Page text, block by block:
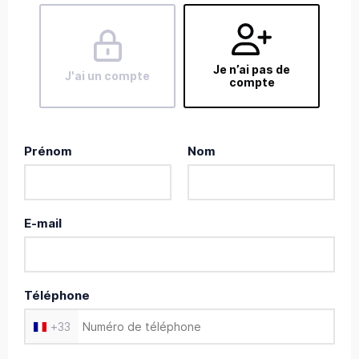
J'ai un compte
Je n’ai pas de
compte
Prénom Nom
E-mail
Téléphone
+33